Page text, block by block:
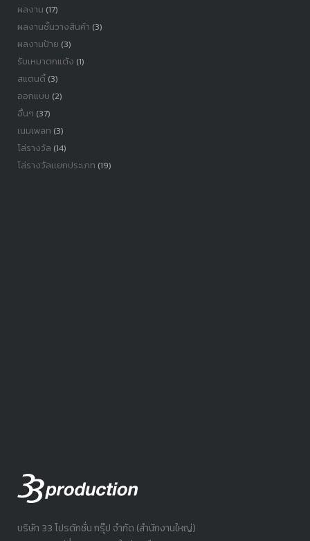
ผลงาน (17)
ผลงานชั้นวางสินค้า (3)
ผลงานป้าย (3)
รับเหมาตกแต้ง (1)
สแตนดี้(3)
ออกแบบ (2)
อื่นๆ (37)
เนมเพลท (3)
โล่รางวัล (14)
โล่รางวัลเเยกประเภท (19)
บริษัท 33 โปรดักชั่น กรุ๊ป จำกัด (สำนักงานใหญ่)